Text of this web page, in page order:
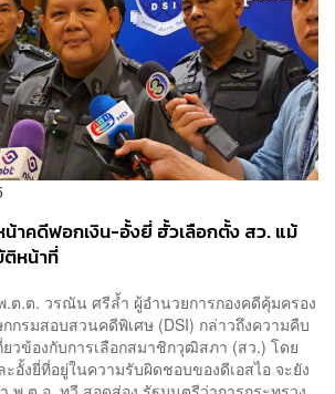
น้าคดีฟอกเงิน-อั้งยี่ ฮั้วเลือกตั้ง สว. แม้
ติหน้าที่
ต.ต. วรณัน ศรีล้ำ ผู้อำนวยการกองคดีคุ้มครอง
กรมสอบสวนคดีพิเศษ (DSI) กล่าวถึงความคืบ
วข้องกับการเลือกสมาชิกวุฒิสภา (สว.) โดย
อั้งยี่ที่อยู่ในความรับผิดชอบของดีเอสไอ จะยัง